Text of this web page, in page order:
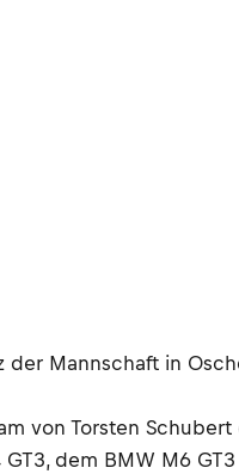
der Mannschaft in
von Torsten
dem BMW M6